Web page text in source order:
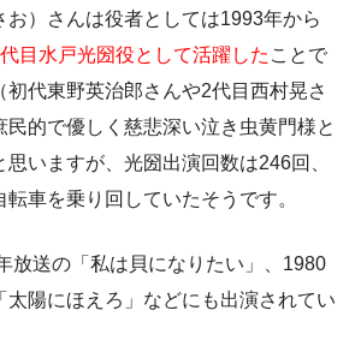
お）さんは役者としては1993年から
目水戸光圀役として活躍した ことで
初代東野英治郎さんや2代目西村晃さ
民的で優しく慈悲深い泣き虫黄門様と
思いますが、光圀出演回数は246回、
車を乗り回していたそうです。
放送の「私は貝になりたい」、1980
太陽にほえろ」などにも出演されてい